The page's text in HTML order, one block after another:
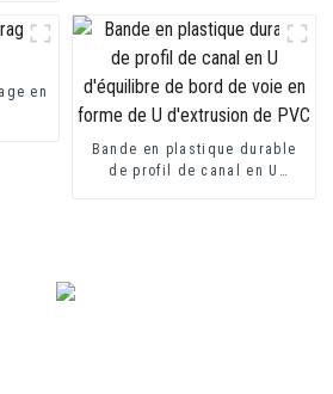
en
Bande en plastique durable
de profil de canal en U